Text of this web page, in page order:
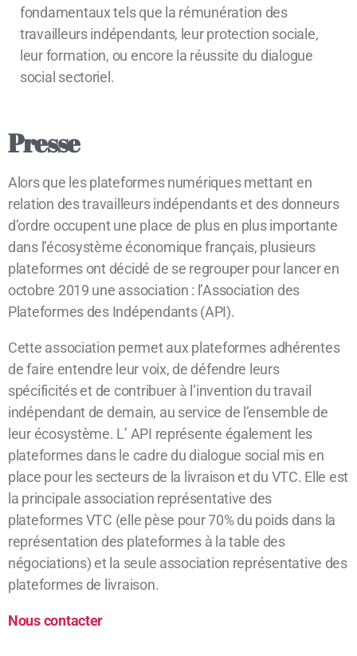
fondamentaux tels que la rémunération des
travailleurs indépendants, leur protection sociale,
leur formation, ou encore la réussite du dialogue
social sectoriel.
Presse
Alors que les plateformes numériques mettant en
relation des travailleurs indépendants et des donneurs
d’ordre occupent une place de plus en plus importante
dans l’écosystème économique français, plusieurs
plateformes ont décidé de se regrouper pour lancer en
octobre 2019 une association : l’Association des
Plateformes des Indépendants (API).
Cette association permet aux plateformes adhérentes
de faire entendre leur voix, de défendre leurs
spécificités et de contribuer à l’invention du travail
indépendant de demain, au service de l’ensemble de
leur écosystème. L’ API représente également les
plateformes dans le cadre du dialogue social mis en
place pour les secteurs de la livraison et du VTC. Elle est
la principale association représentative des
plateformes VTC (elle pèse pour 70% du poids dans la
représentation des plateformes à la table des
négociations) et la seule association représentative des
plateformes de livraison.
Nous contacter